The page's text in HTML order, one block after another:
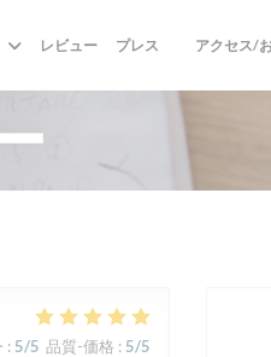
レビュー プレス
((新しいウィ
アクセス/
: 5/5 品質-価格 : 5/5